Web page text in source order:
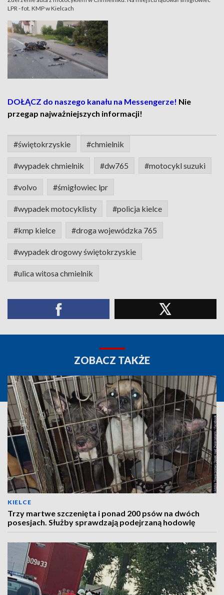
LPR - fot. KMP w Kielcach
DOŁĄCZ do naszego kanału na Messengerze! Nie
przegap najważniejszych informacji!
#świętokrzyskie #chmielnik
#wypadek chmielnik #dw765 #motocykl suzuki
#volvo #śmigłowiec lpr
#wypadek motocyklisty #policja kielce
#kmp kielce #droga wojewódzka 765
#wypadek drogowy świętokrzyskie
#ulica witosa chmielnik
ZOBACZ TAKŻE
KIELCE
Trzy martwe szczenięta i ponad 200 psów na dwóch
posesjach. Służby sprawdzają podejrzaną hodowlę